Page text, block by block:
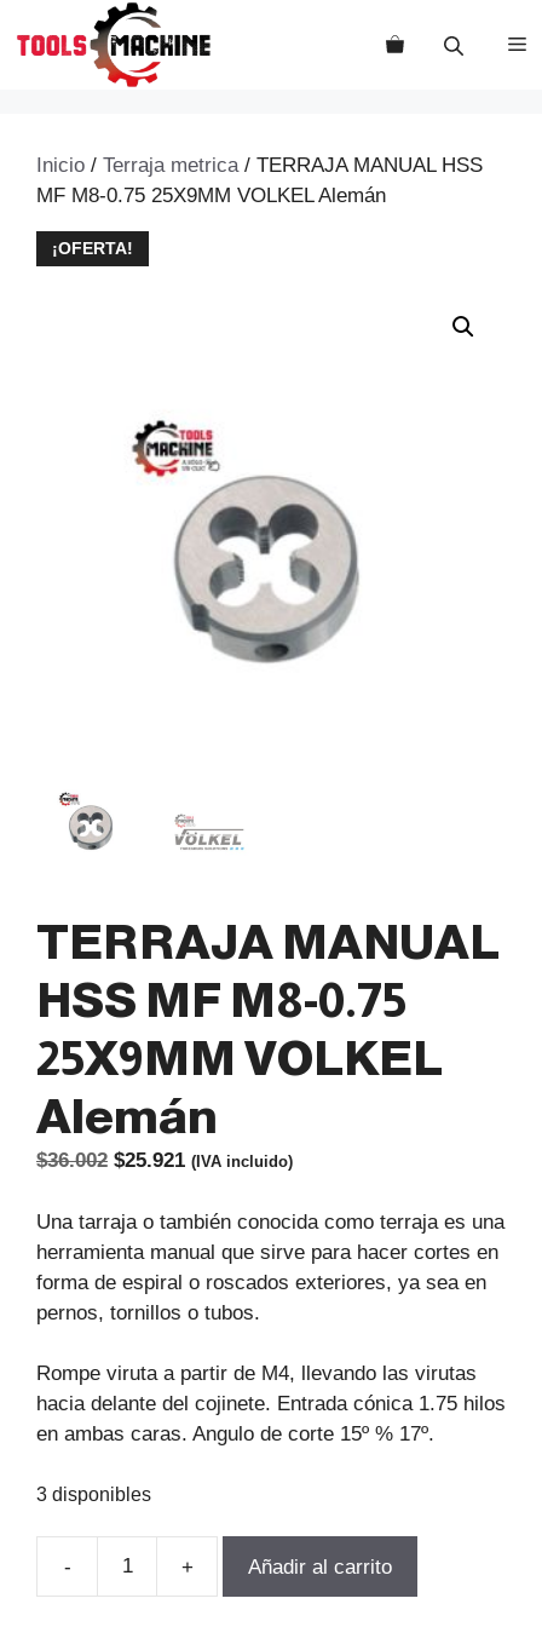
Inicio / Terraja metrica/ TERRAJA MANUAL HSS
MF M8-0.75 25X9MM VOLKEL Alemán
¡OFERTA!
TERRAJA MANUAL
HSS MF M8-0.75
25X9MM VOLKEL
Alemán
$36.002 El
original
era:
$36.002.
$25.921El
actual
es:
$25.921.
(IVA incluido)
Una tarraja o también conocida como terraja es una
herramienta manual que sirve para hacer cortes en
forma de espiral o roscados exteriores, ya sea en
pernos, tornillos o tubos.
Rompe viruta a partir de M4, llevando las virutas
hacia delante del cojinete. Entrada cónica 1.75 hilos
en ambas caras. Angulo de corte 15º % 17º.
3 disponibles
-
TERRAJA
+ Añadir al carrito